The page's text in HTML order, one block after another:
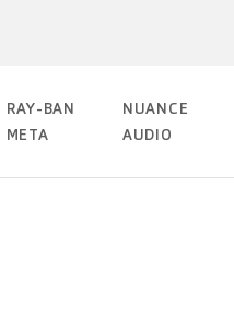
RAY-BAN
META
NUANCE
AUDIO